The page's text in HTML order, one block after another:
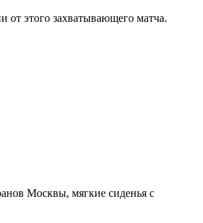
от этого захватывающего матча.
Москвы, мягкие сиденья с